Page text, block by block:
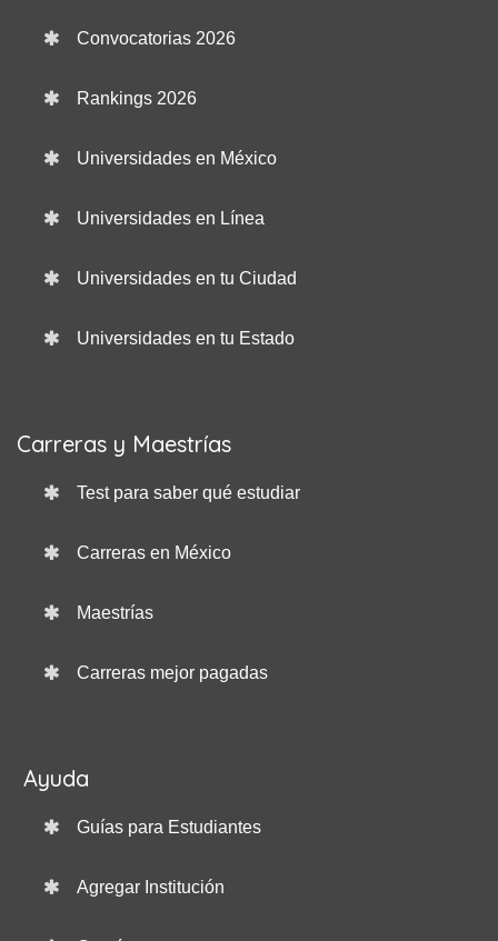
Convocatorias 2026
Rankings 2026
Universidades en México
Universidades en Línea
Universidades en tu Ciudad
Universidades en tu Estado
Carreras y Maestrías
Test para saber qué estudiar
Carreras en México
Maestrías
Carreras mejor pagadas
Ayuda
Guías para Estudiantes
Agregar Institución